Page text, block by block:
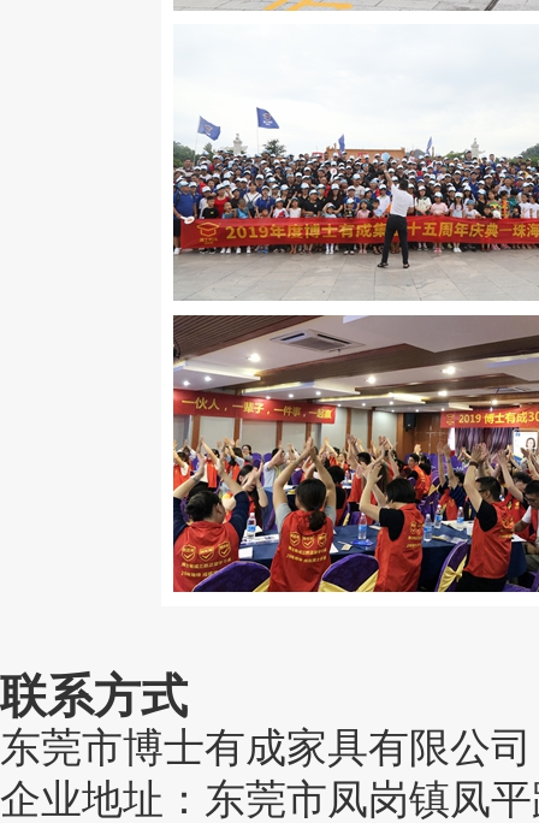
联系方式
东莞市博士有成家具有限公司
企业地址：东莞市凤岗镇凤